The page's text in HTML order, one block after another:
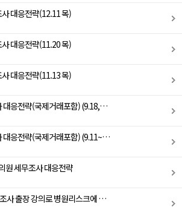
대응전략(12.11 목)
대응전략(11.20 목)
대응전략(11.13 목)
대응전략(국제거래포함) (9.18,…
대응전략(국제거래포함) (9.11~…
원 세무조사 대응전략
사 출장 강의로 병원리스크에 …